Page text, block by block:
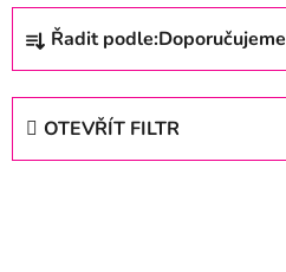
Ř
z
Řadit podle:Doporučujeme
OTEVŘÍT FILTR